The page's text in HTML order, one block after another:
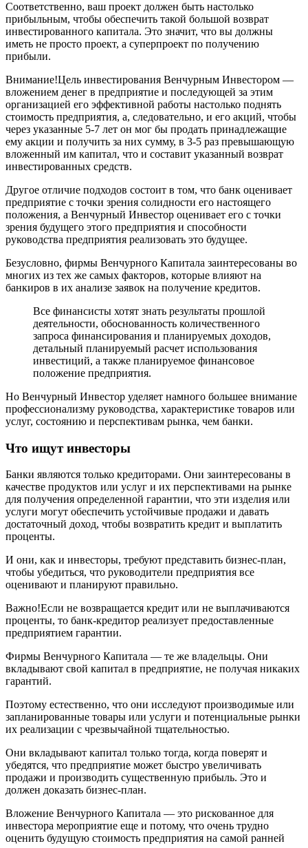
Соответственно, ваш проект должен быть настолько
прибыльным, чтобы обеспечить такой большой возврат
инвестированного капитала. Это значит, что вы должны
иметь не просто проект, а суперпроект по получению
прибыли.
Внимание!Цель инвестирования Венчурным Инвестором —
вложением денег в предприятие и последующей за этим
организацией его эффективной работы настолько поднять
стоимость предприятия, а, следовательно, и его акций, чтобы
через указанные 5-7 лет он мог бы продать принадлежащие
ему акции и получить за них сумму, в 3-5 раз превышающую
вложенный им капитал, что и составит указанный возврат
инвестированных средств.
Другое отличие подходов состоит в том, что банк оценивает
предприятие с точки зрения солидности его настоящего
положения, а Венчурный Инвестор оценивает его с точки
зрения будущего этого предприятия и способности
руководства предприятия реализовать это будущее.
Безусловно, фирмы Венчурного Капитала заинтересованы во
многих из тех же самых факторов, которые влияют на
банкиров в их анализе заявок на получение кредитов.
Все финансисты хотят знать результаты прошлой
деятельности, обоснованность количественного
запроса финансирования и планируемых доходов,
детальный планируемый расчет использования
инвестиций, а также планируемое финансовое
положение предприятия.
Но Венчурный Инвестор уделяет намного большее внимание
профессионализму руководства, характеристике товаров или
услуг, состоянию и перспективам рынка, чем банки.
Что ищут инвесторы
Банки являются только кредиторами. Они заинтересованы в
качестве продуктов или услуг и их перспективами на рынке
для получения определенной гарантии, что эти изделия или
услуги могут обеспечить устойчивые продажи и давать
достаточный доход, чтобы возвратить кредит и выплатить
проценты.
И они, как и инвесторы, требуют представить бизнес-план,
чтобы убедиться, что руководители предприятия все
оценивают и планируют правильно.
Важно!Если не возвращается кредит или не выплачиваются
проценты, то банк-кредитор реализует предоставленные
предприятием гарантии.
Фирмы Венчурного Капитала — те же владельцы. Они
вкладывают свой капитал в предприятие, не получая никаких
гарантий.
Поэтому естественно, что они исследуют производимые или
запланированные товары или услуги и потенциальные рынки
их реализации с чрезвычайной тщательностью.
Они вкладывают капитал только тогда, когда поверят и
убедятся, что предприятие может быстро увеличивать
продажи и производить существенную прибыль. Это и
должен доказать бизнес-план.
Вложение Венчурного Капитала — это рискованное для
инвестора мероприятие еще и потому, что очень трудно
оценить будущую стоимость предприятия на самой ранней